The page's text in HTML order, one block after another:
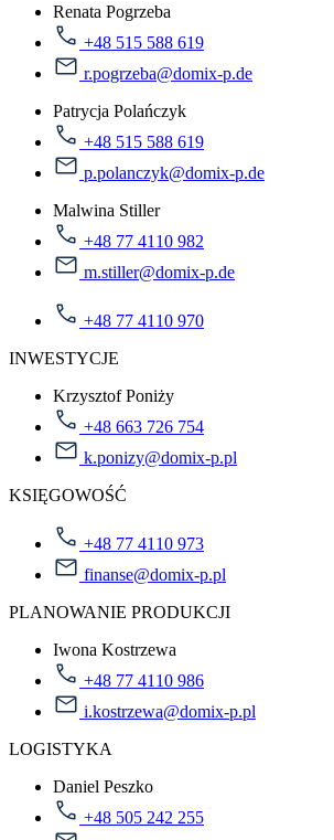
Renata Pogrzeba
+48 515 588 619
r.pogrzeba@domix-p.de
Patrycja Polańczyk
+48 515 588 619
p.polanczyk@domix-p.de
Malwina Stiller
+48 77 4110 982
m.stiller@domix-p.de
+48 77 4110 970
INWESTYCJE
Krzysztof Poniży
+48 663 726 754
k.ponizy@domix-p.pl
KSIĘGOWOŚĆ
+48 77 4110 973
finanse@domix-p.pl
PLANOWANIE PRODUKCJI
Iwona Kostrzewa
+48 77 4110 986
i.kostrzewa@domix-p.pl
LOGISTYKA
Daniel Peszko
+48 505 242 255